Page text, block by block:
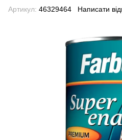
Артикул: 46329464 Написати